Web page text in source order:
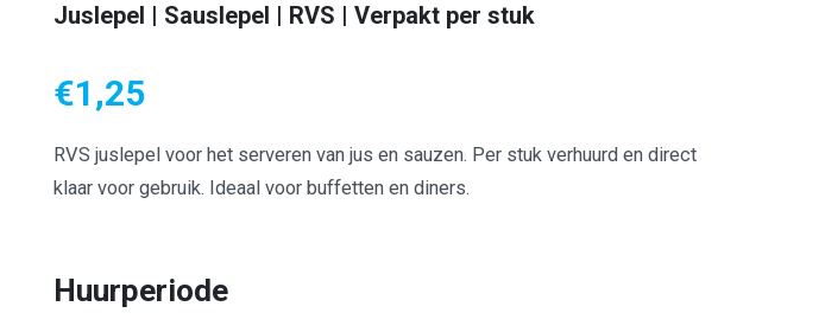
Juslepel | Sauslepel | RVS | Verpakt per stuk
€1,25
RVS juslepel voor het serveren van jus en sauzen. Per stuk verhuurd en direct
klaar voor gebruik. Ideaal voor buffetten en diners.
Huurperiode